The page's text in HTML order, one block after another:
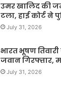
उमर खालिद की
टला, हाई कोर्ट ने
July 31, 2026
भारत भूषण
जवान गिरफ्तार,
July 31, 2026